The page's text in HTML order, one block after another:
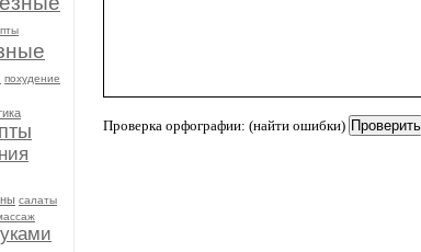
похудение
салаты
Проверка орфографии: (найти ошибки)